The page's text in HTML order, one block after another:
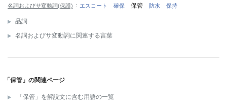
名詞およびサ変動詞(保護) エスコート 確保 保管 防水 保持
品詞
名詞およびサ変動詞に関連する言葉
「保管」の関連ページ
「保管」を解説文に含む用語の一覧